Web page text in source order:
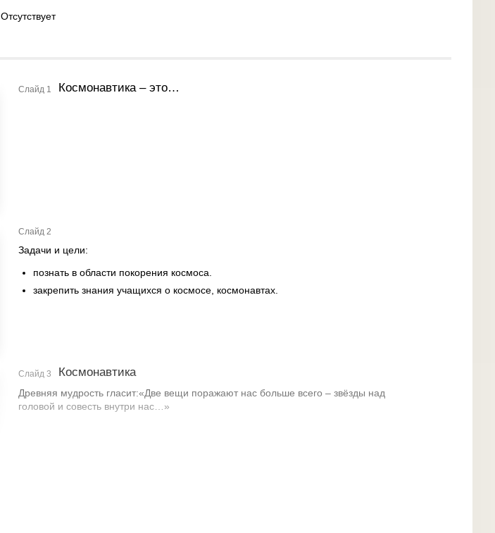
Отсутствует
Слайд 1 Космонавтика – это…
Слайд 2
Задачи и цели:
познать в области покорения космоса.
закрепить знания учащихся о космосе, космонавтах.
Слайд 3 Космонавтика
Древняя мудрость гласит:«Две вещи поражают нас больше всего – звёзды над
головой и совесть внутри нас…»